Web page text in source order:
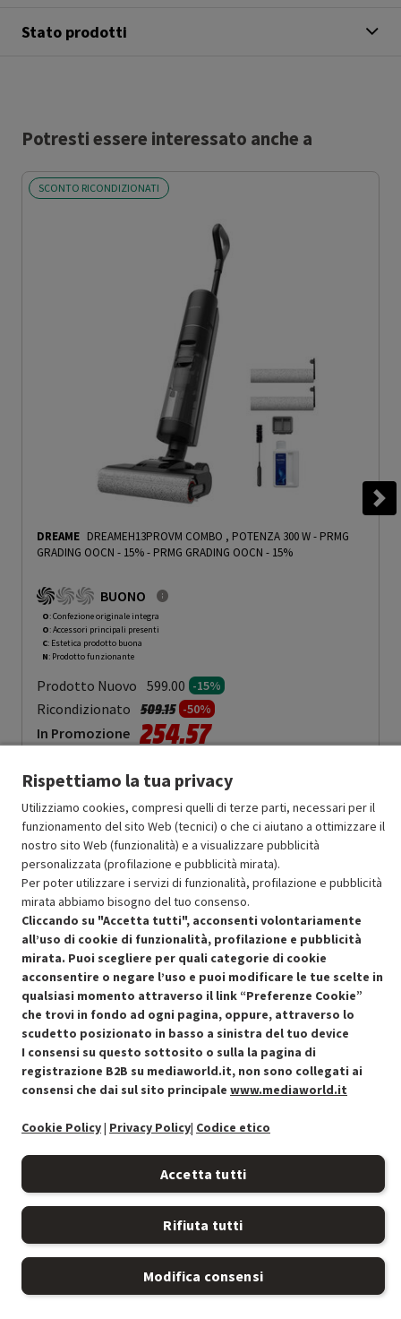
Stato prodotti
Potresti essere interessato anche a
SCONTO RICONDIZIONATI
DREAME DREAMEH13PROVM COMBO , POTENZA 300 W - PRMG
GRADING OOCN - 15%- PRMG GRADING OOCN - 15%
BUONO
O: Confezione originale integra
O: Accessori principali presenti
C: Estetica prodotto buona
N: Prodotto funzionante
Prodotto Nuovo 599.00 -15%
Ricondizionato Prezzo ridotto da
509.15a-50%
In Promozione 254.57
Aggiungi al carrello
SCONTO RICONDIZIONATI
Approfitta dello sconto del 50% sul prodotto ricondizionato.
Condizioni generali di vendita
Cookie Policy
Preferenze cookie
Accessibilità
Recedere dal contratto qui
Rispettiamo la tua privacy
Utilizziamo cookies, compresi quelli di terze parti, necessari per il
funzionamento del sito Web (tecnici) o che ci aiutano a ottimizzare il
nostro sito Web (funzionalità) e a visualizzare pubblicità
personalizzata (profilazione e pubblicità mirata).
Per poter utilizzare i servizi di funzionalità, profilazione e pubblicità
mirata abbiamo bisogno del tuo consenso.
Cliccando su "Accetta tutti", acconsenti volontariamente
all’uso di cookie di funzionalità, profilazione e pubblicità
mirata. Puoi scegliere per quali categorie di cookie
acconsentire o negare l’uso e puoi modificare le tue scelte in
qualsiasi momento attraverso il link “Preferenze Cookie”
che trovi in fondo ad ogni pagina, oppure, attraverso lo
scudetto posizionato in basso a sinistra del tuo device
I consensi su questo sottosito o sulla la pagina di
registrazione B2B su mediaworld.it, non sono collegati ai
consensi che dai sul sito principale www.mediaworld.it
Cookie Policy| Privacy Policy| Codice etico
Accetta tutti
Rifiuta tutti
Modifica consensi